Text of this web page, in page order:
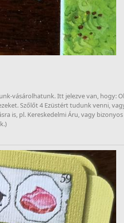
vásárolhatunk. Itt jelezve van, hogy:
Szőlőt 4 Ezüstért tudunk venni,
is, pl. Kereskedelmi Áru, vagy